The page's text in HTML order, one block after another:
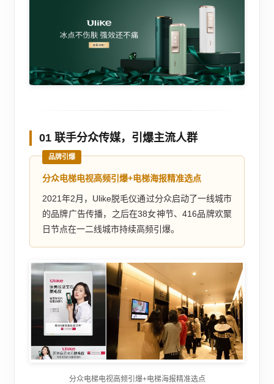
01 联手分众传媒，引爆主流人群
品牌引爆
分众电梯电视高频引爆+电梯海报精准选点
2021年2月，Ulike脱毛仪通过分众启动了一线城市
的品牌广告传播，之后在38女神节、416品牌欢聚
日节点在一二线城市持续高频引爆。
分众电梯电视高频引爆+电梯海报精准选点